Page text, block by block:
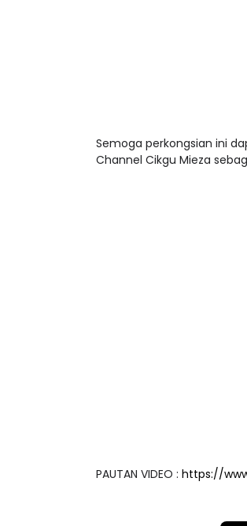
Semoga perkongsian ini
Channel Cikgu Mieza
PAUTAN VIDEO : https://